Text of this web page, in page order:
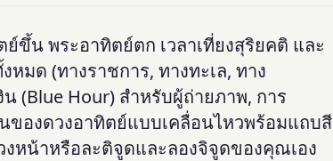
ขึ้น พระอาทิตย์ตก เวลาเที่ยงสุริยคติ และ
มด (ทางราชการ, ทางทะเล, ทาง
(Blue Hour) สำหรับผู้ถ่ายภาพ, การ
ของดวงอาทิตย์แบบเคลื่อนไหวพร้อมแถบสี
งหน้าหรือละติจูดและลองจิจูดของคุณเอง